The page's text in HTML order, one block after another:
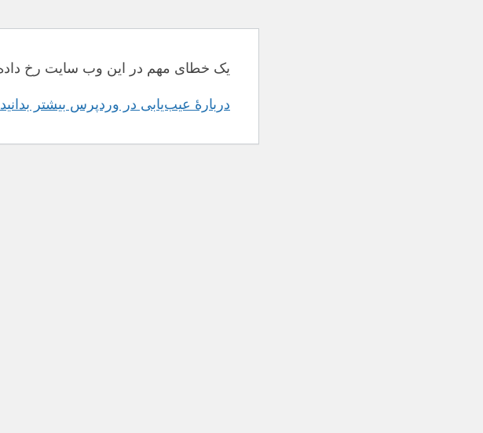
یک خطای مهم در این وب سایت رخ
دربارهٔ عیب‌یابی در وردپرس بیشتر